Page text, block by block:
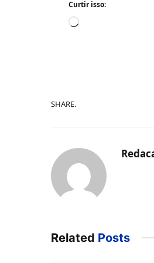
Curtir isso:
Carregando...
SHARE.
Related Posts